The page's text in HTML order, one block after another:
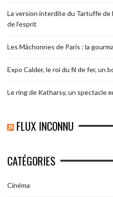
La version interdite du Tartuffe de
de l’esprit
Les Mâchonnes de Paris : la
Expo Calder, le roi du fil de fer, un
Le ring de Katharsy, un spectacle
FLUX INCONNU
CATÉGORIES
Cinéma